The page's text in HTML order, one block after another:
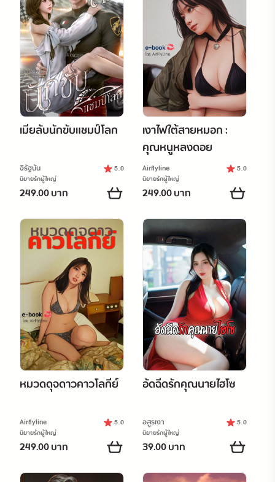
เมียลับนักขับแชมป์โลก
จิรัฐนัน 5.0
นิยายรักผู้ใหญ่
249.00 บาท
เงาไฟใต้สายหมอก :
คุณหนูหลงดอย
Airflyline 5.0
นิยายรักผู้ใหญ่
249.00 บาท
หมวดดุจดาวคาวโลกีย์
Airflyline 5.0
นิยายรักผู้ใหญ่
249.00 บาท
อัดฉีดรักคุณนายไฮโซ
อสูรเงา 5.0
นิยายรักผู้ใหญ่
39.00 บาท